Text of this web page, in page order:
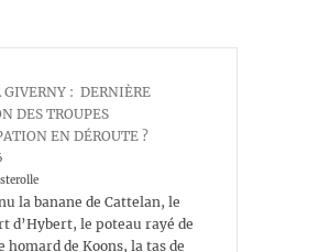
GIVERNY : DERNIÈRE
DES TROUPES
EN DÉROUTE ?
la banane de Cattelan, le
d’Hybert, le poteau rayé de
homard de Koons, la tas de